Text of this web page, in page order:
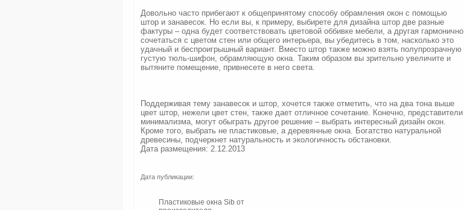
Довольно часто прибегают к общепринятому способу обрамления окон с помощью
штор и занавесок. Но если вы, к примеру, выбирете для дизайна штор две разные
фактуры – одна будет соответствовать цветовой оббивке мебели, а другая гармонично
сочетаться с цветом стен или общего интерьера, вы убедитесь в том, насколько это
удачный и беспроигрышный вариант. Вместо штор также можно взять полупрозрачную
густую тюль-шифон, обрамляющую окна. Таким образом вы зрительно увеличите и
вытяните помещение, привнесете в него света.
Поддерживая тему занавесок и штор, хочется также отметить, что на два тона выше
цвет штор, нежели цвет стен, также дает отличное сочетание. Конечно, представители
минимализма, могут обыграть другое решение – выбрать интересный дизайн окон.
Кроме того, выбрать не пластиковые, а деревянные окна. Богатство натуральной
древесины, подчеркнет натуральность и экологичность обстановки.
Дата размещения: 2.12.2013
Дата публикации:
Пластиковые окна Sib от